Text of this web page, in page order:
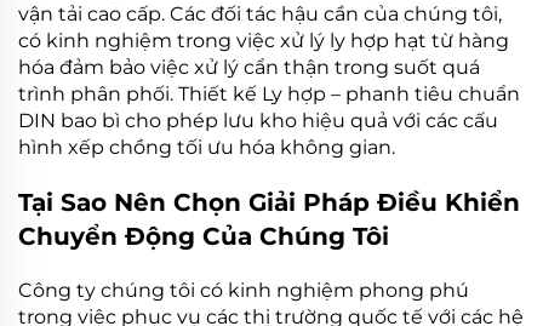
vận tải cao cấp. Các đối tác hậu cần của chúng tôi,
có kinh nghiệm trong việc xử lý ly hợp hạt từ hàng
hóa đảm bảo việc xử lý cẩn thận trong suốt quá
trình phân phối. Thiết kế Ly hợp – phanh tiêu chuẩn
DIN bao bì cho phép lưu kho hiệu quả với các cấu
hình xếp chồng tối ưu hóa không gian.
Tại Sao Nên Chọn Giải Pháp Điều Khiển
Chuyển Động Của Chúng Tôi
Công ty chúng tôi có kinh nghiệm phong phú
trong việc phục vụ các thị trường quốc tế với các hệ